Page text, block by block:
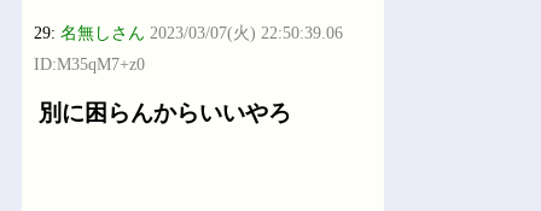
29:名無しさん 2023/03/07(火) 22:50:39.06
ID:M35qM7+z0
別に困らんからいいやろ